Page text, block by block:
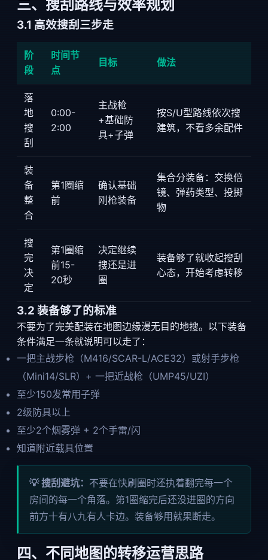
三、搜刮路线与效率规划
3.1 高效搜刮三步走
阶
段
时间节
点
目标 做法
落
地
搜
刮
0:00-
2:00
主战枪
+基础防
具+子弹
按S/U型路线依次搜
建筑，不看多余配件
装
备
整
合
第1圈缩
前
确认基础
刚枪装备
集合分装备：交换倍
镜、弹药类型、投掷
物
搜
完
决
定
第1圈缩
前15-
20秒
决定继续
搜还是进
圈
装备够了就收起搜刮
心态，开始考虑转移
3.2 装备够了的标准
不要为了完美配装在地图边缘漫无目的地搜。以下装备
条件满足一条就说明可以走了：
一把主战步枪（M416/SCAR-L/ACE32）或射手步枪
（Mini14/SLR）+ 一把近战枪（UMP45/UZI）
至少150发常用子弹
2级防具以上
至少2个烟雾弹 + 2个手雷/闪
知道附近载具位置
💡 搜刮避坑： 不要在快刷圈时还执着翻完每一个
房间的每一个角落。第1圈缩完后还没进圈的方向
前方十有八九有人卡边。装备够用就果断走。
四、不同地图的转移运营思路